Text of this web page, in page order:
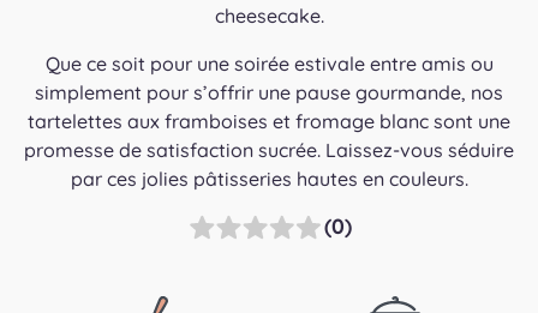
cheesecake.
Que ce soit pour une soirée estivale entre amis ou
simplement pour s’offrir une pause gourmande, nos
tartelettes aux framboises et fromage blanc sont une
promesse de satisfaction sucrée. Laissez-vous séduire
par ces jolies pâtisseries hautes en couleurs.
(0)